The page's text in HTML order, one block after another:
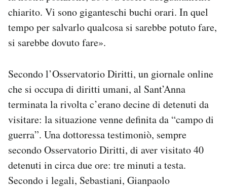
chiarito. Vi sono giganteschi buchi orari. In quel
tempo per salvarlo qualcosa si sarebbe potuto fare,
si sarebbe dovuto fare».
Secondo l’Osservatorio Diritti, un giornale online
che si occupa di diritti umani, al Sant’Anna
terminata la rivolta c’erano decine di detenuti da
visitare: la situazione venne definita da “campo di
guerra”. Una dottoressa testimoniò, sempre
secondo Osservatorio Diritti, di aver visitato 40
detenuti in circa due ore: tre minuti a testa.
Secondo i legali, Sebastiani, Gianpaolo